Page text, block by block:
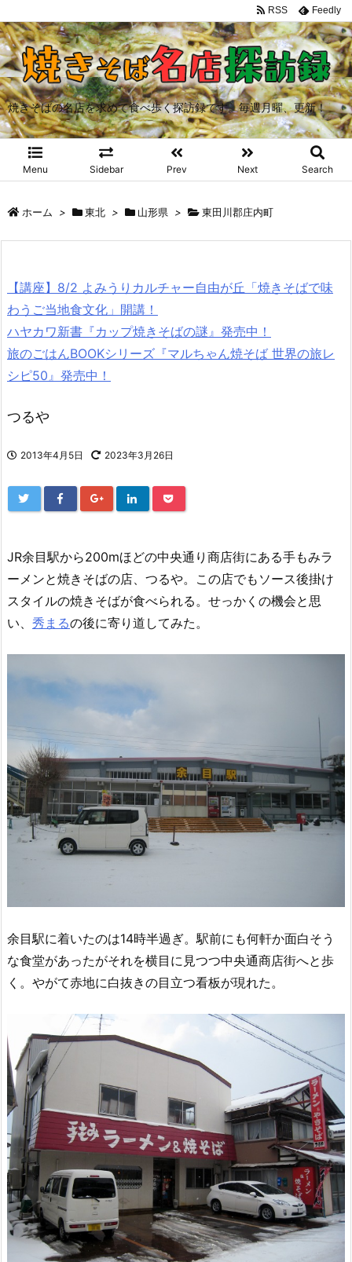
焼きそばの名店を求めて食べ歩く探訪録です。毎週月曜、更新！
Menu Sidebar Prev Next Search
RSS Feedly
ホーム > 東北 > 山形県 > 東田川郡庄内町
【講座】8/2 よみうりカルチャー自由が丘「焼きそばで味
わうご当地食文化」開講！
ハヤカワ新書『カップ焼きそばの謎』発売中！
旅のごはんBOOKシリーズ『マルちゃん焼そば 世界の旅レ
シピ50』発売中！
つるや
2013年4月5日 2023年3月26日
JR余目駅から200mほどの中央通り商店街にある手もみラ
ーメンと焼きそばの店、つるや。この店でもソース後掛け
スタイルの焼きそばが食べられる。せっかくの機会と思
い、 秀まるの後に寄り道してみた。
余目駅に着いたのは14時半過ぎ。駅前にも何軒か面白そう
な食堂があったがそれを横目に見つつ中央通商店街へと歩
く。やがて赤地に白抜きの目立つ看板が現れた。